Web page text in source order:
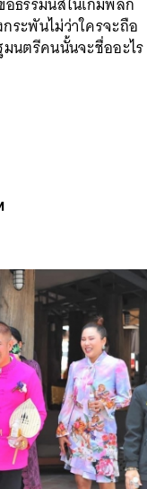
ระพันไม่ว่าใครจะถือ
นตรีคนนั้นจะชื่ออะไร